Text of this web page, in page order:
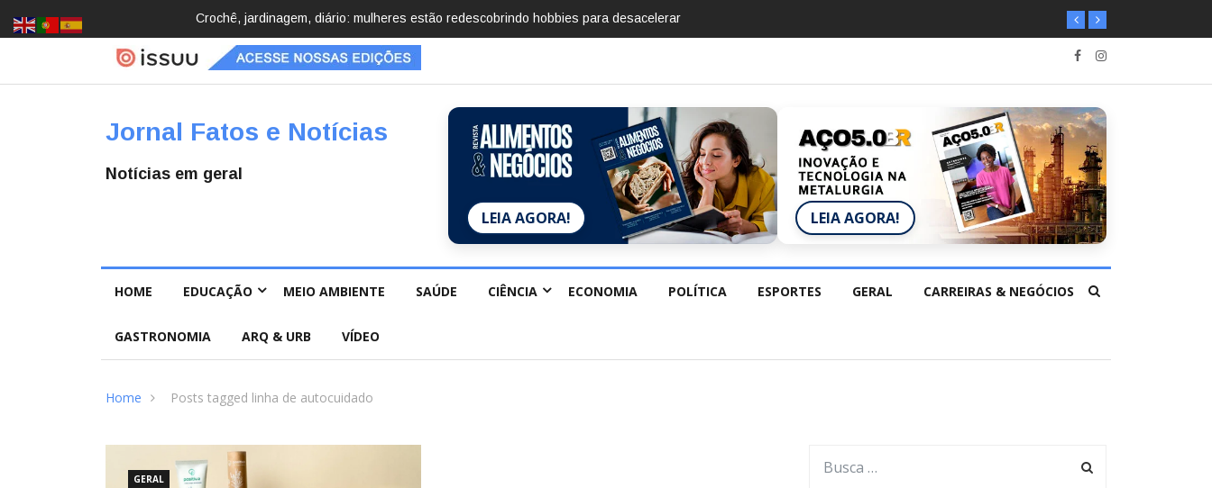
hobbies para desacelerarBrasil registra 84,2 mil desaparecimentos em 2025, diz Anuário de Segurança
Pública
Jornal Fatos e Notícias
Notícias em geral
LEIA AGORA! LEIA AGORA!
HOME EDUCAÇÃO MEIO AMBIENTE SAÚDE CIÊNCIA ECONOMIA POLÍTICA ESPORTES GERAL CARREIRAS & NEGÓCIOS
GASTRONOMIA ARQ & URB VÍDEO
Home Posts tagged linha de autocuidado
GERAL